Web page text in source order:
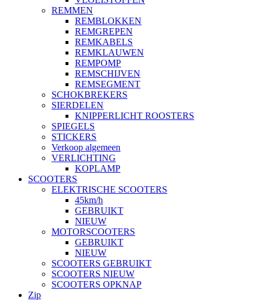
REMMEN
REMBLOKKEN
REMGREPEN
REMKABELS
REMKLAUWEN
REMPOMP
REMSCHIJVEN
REMSEGMENT
SCHOKBREKERS
SIERDELEN
KNIPPERLICHT ROOSTERS
SPIEGELS
STICKERS
Verkoop algemeen
VERLICHTING
KOPLAMP
SCOOTERS
ELEKTRISCHE SCOOTERS
45km/h
GEBRUIKT
NIEUW
MOTORSCOOTERS
GEBRUIKT
NIEUW
SCOOTERS GEBRUIKT
SCOOTERS NIEUW
SCOOTERS OPKNAP
Zip